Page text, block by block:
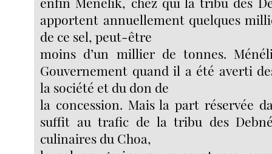
apportent annuellement quelques
de ce sel, peut-être
moins d’un millier de tonnes.
Gouvernement quand il a été averti
la société et du don de
la concession. Mais la part réservée
suffit au trafic de la tribu des
culinaires du Choa,